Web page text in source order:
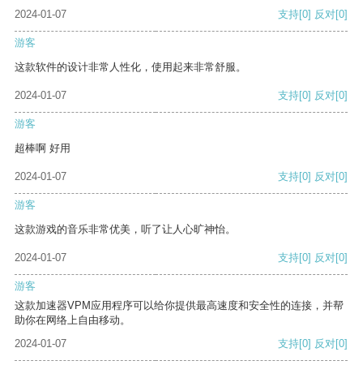
2024-01-07
支持[0] 反对[0]
游客
这款软件的设计非常人性化，使用起来非常舒服。
2024-01-07 支持[0] 反对[0]
游客
超棒啊 好用
2024-01-07 支持[0] 反对[0]
游客
这款游戏的音乐非常优美，听了让人心旷神怡。
2024-01-07 支持[0] 反对[0]
游客
这款加速器VPM应用程序可以给你提供最高速度和安全性的连接，并帮
助你在网络上自由移动。
2024-01-07
支持[0] 反对[0]